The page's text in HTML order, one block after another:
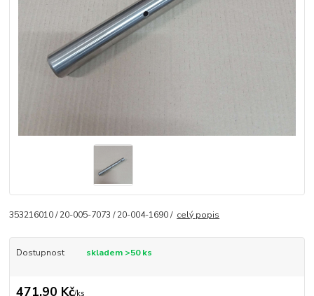
353216010 / 20-005-7073 / 20-004-1690 / celý popis
Dostupnost skladem >50 ks
471,90 Kč/ks